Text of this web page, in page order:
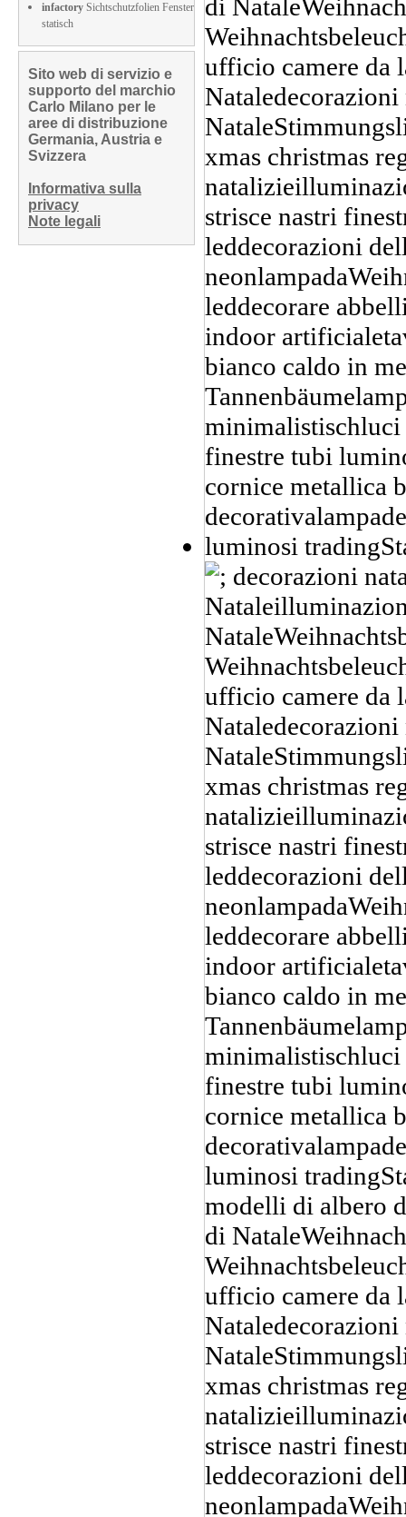
infactory Sichtschutzfolien Fenster
statisch
Sito web di servizio e
supporto del marchio
Carlo Milano per le
aree di distribuzione
Germania, Austria e
Svizzera
Informativa sulla
privacy
Note legali